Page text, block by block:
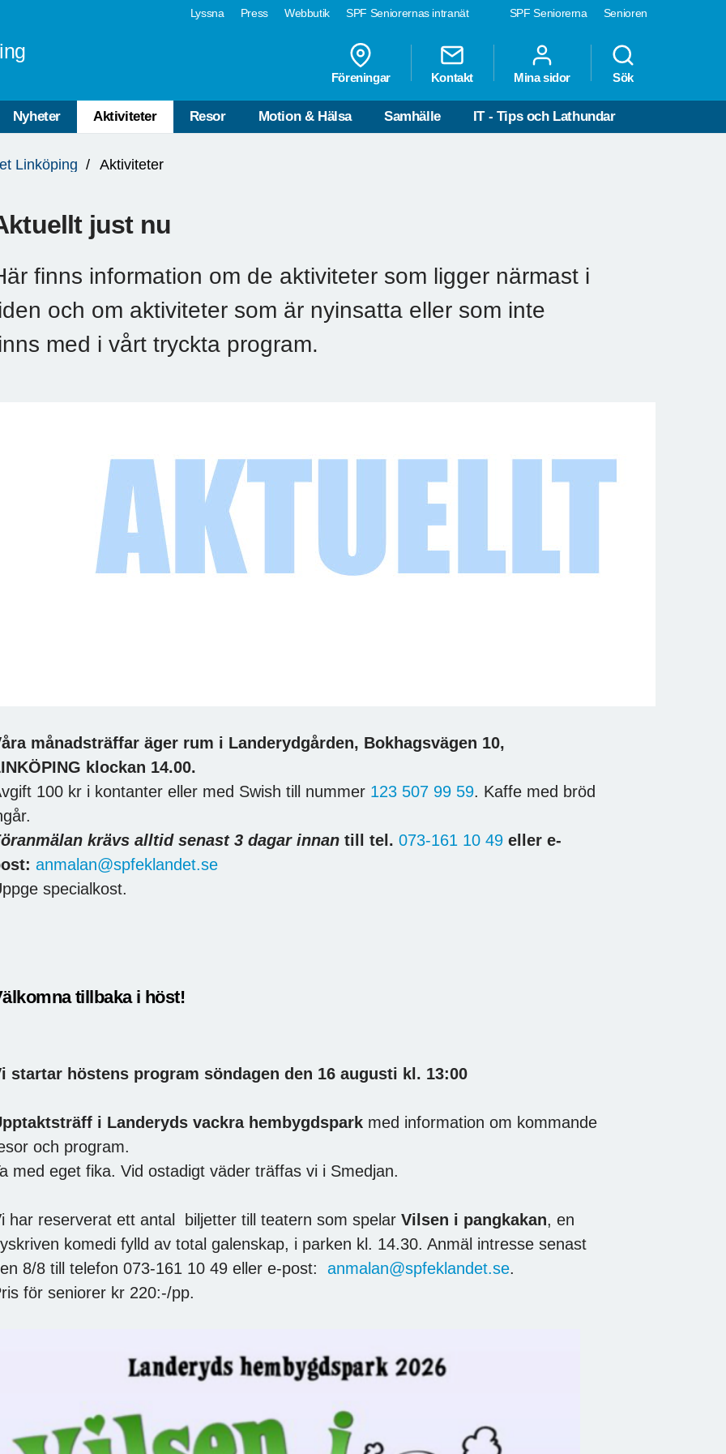
SPF Seniorerna Senioren
Lyssna Press Webbutik SPF Seniorernas intranät
Föreningar Kontakt Mina sidor Sök
Nyheter Aktiviteter Resor Motion & Hälsa Samhälle IT - Tips och Lathundar
Linköping Aktiviteter
just nu
finns information om de aktiviteter som ligger närmast i
och om aktiviteter som är nyinsatta eller som inte
med i vårt tryckta program.
månadsträffar äger rum i Landerydgården, Bokhagsvägen 10,
klockan 14.00.
100 kr i kontanter eller med Swish till nummer 123 507 99 59. Kaffe med bröd
krävs alltid senast 3 dagar innan till tel. 073-161 10 49 eller e-
anmalan@spfeklandet.se
specialkost.
tillbaka i höst!
startar höstens program söndagen den 16 augusti kl. 13:00
i Landeryds vackra hembygdspark med information om kommande
och program.
med eget fika. Vid ostadigt väder träffas vi i Smedjan.
har reserverat ett antal biljetter till teatern som spelar Vilsen i pangkakan, en
komedi fylld av total galenskap, i parken kl. 14.30. Anmäl intresse senast
8/8 till telefon 073-161 10 49 eller e-post: anmalan@spfeklandet.se.
för seniorer kr 220:-/pp.